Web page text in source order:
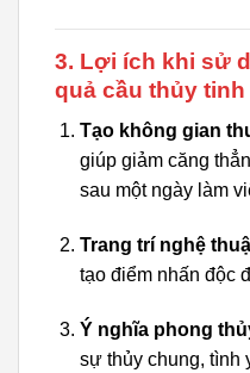
3. Lợi ích khi sử
quả cầu thủy tinh
Tạo không gian
giúp giảm căng
sau một ngày làm
Trang trí nghệ
tạo điểm nhấn độc
Ý nghĩa phong
sự thủy chung, tình